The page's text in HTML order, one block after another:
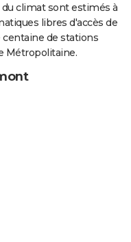
climat sont estimés à
libres d'accès de
de stations
Métropolitaine.